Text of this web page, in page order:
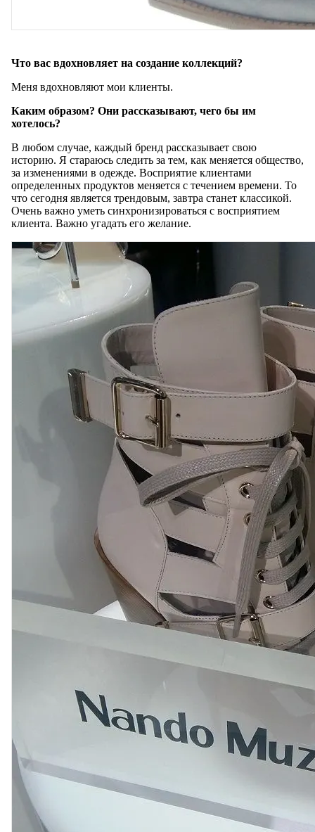
Что вас вдохновляет на создание коллекций?
Меня вдохновляют мои клиенты.
Каким образом? Они рассказывают, чего бы им
хотелось?
В любом случае, каждый бренд рассказывает свою
историю. Я стараюсь следить за тем, как меняется общество,
за изменениями в одежде. Восприятие клиентами
определенных продуктов меняется с течением времени. То
что сегодня является трендовым, завтра станет классикой.
Очень важно уметь синхронизироваться с восприятием
клиента. Важно угадать его желание.